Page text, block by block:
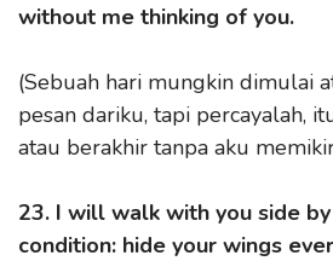
without me thinking of you.
(Sebuah hari mungkin dimulai
pesan dariku, tapi percayalah,
atau berakhir tanpa aku
23. I will walk with you side
condition: hide your wings